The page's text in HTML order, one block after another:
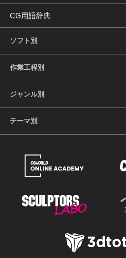
CG用語辞典
ソフト別
作業工程別
ジャンル別
テーマ別